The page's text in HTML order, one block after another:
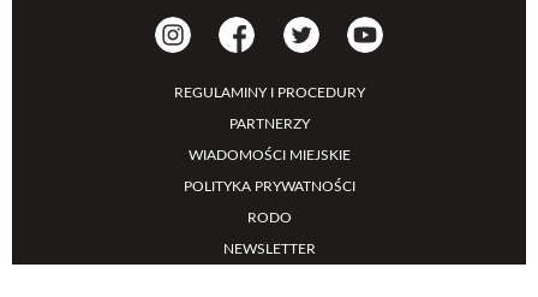
REGULAMINY I PROCEDURY
PARTNERZY
WIADOMOŚCI MIEJSKIE
POLITYKA PRYWATNOŚCI
RODO
NEWSLETTER